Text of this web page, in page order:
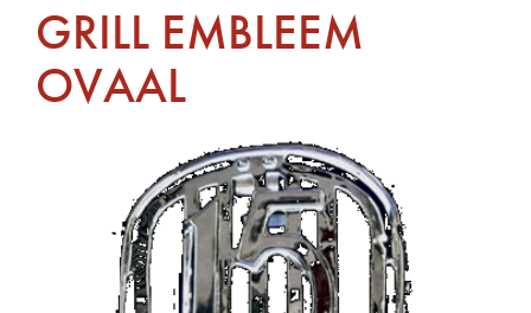
GRILL EMBLEEM
OVAAL